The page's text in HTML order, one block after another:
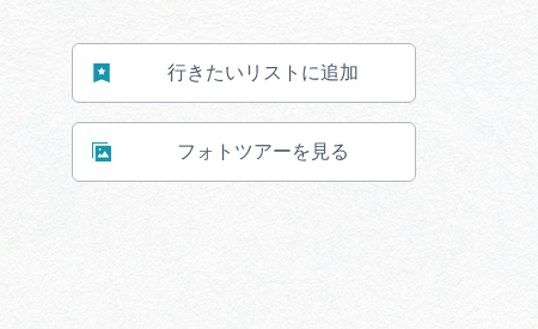
広告掲載 サイトポリシー
行きたいリストに追加
フォトツアーを見る